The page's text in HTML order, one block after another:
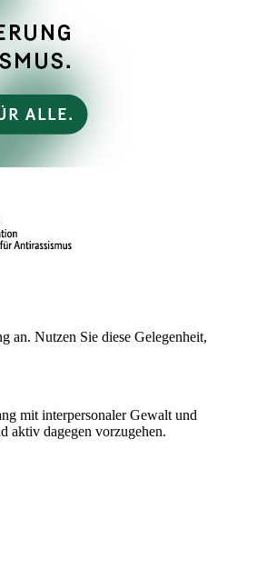
an. Nutzen Sie diese Gelegenheit,
mit interpersonaler Gewalt und
aktiv dagegen vorzugehen.